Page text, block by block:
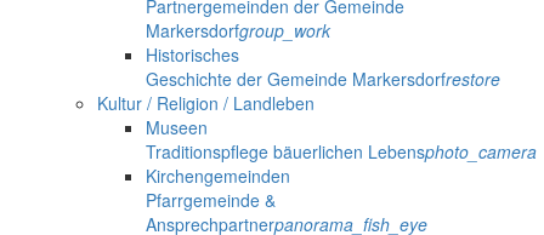
Partnergemeinden der Gemeinde
Markersdorfgroup_work
Historisches
Geschichte der Gemeinde Markersdorfrestore
Kultur / Religion / Landleben
Museen
Traditionspflege bäuerlichen Lebensphoto_camera
Kirchengemeinden
Pfarrgemeinde &
Ansprechpartnerpanorama_fish_eye